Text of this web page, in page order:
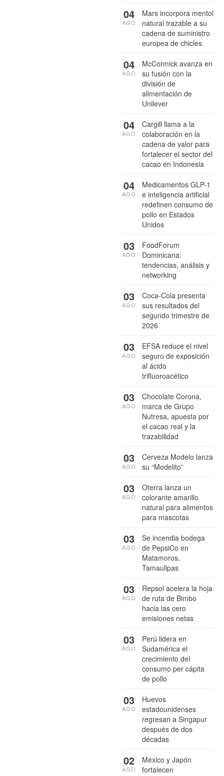
Mars incorpora mentol
natural trazable a su
cadena de suministro
europea de chicles
04
AGO
McCormick avanza en
su fusión con la
división de
alimentación de
Unilever
04
AGO
Cargill llama a la
colaboración en la
cadena de valor para
fortalecer el sector del
cacao en Indonesia
04
AGO
Medicamentos GLP-1
e inteligencia artificial
redefinen consumo de
pollo en Estados
Unidos
04
AGO
FoodForum
Dominicana:
tendencias, análisis y
networking
03
AGO
Coca-Cola presenta
sus resultados del
segundo trimestre de
2026
03
AGO
EFSA reduce el nivel
seguro de exposición
al ácido
trifluoroacético
03
AGO
Chocolate Corona,
marca de Grupo
Nutresa, apuesta por
el cacao real y la
trazabilidad
03
AGO
Cerveza Modelo lanza
su “Modelito”
03
AGO
Oterra lanza un
colorante amarillo
natural para alimentos
para mascotas
03
AGO
Se incendia bodega
de PepsiCo en
Matamoros,
Tamaulipas
03
AGO
Repsol acelera la hoja
de ruta de Bimbo
hacia las cero
emisiones netas
03
AGO
Perú lidera en
Sudamérica el
crecimiento del
consumo per cápita
de pollo
03
AGO
Huevos
estadounidenses
regresan a Singapur
después de dos
décadas
03
AGO
México y Japón
fortalecen
02
AGO